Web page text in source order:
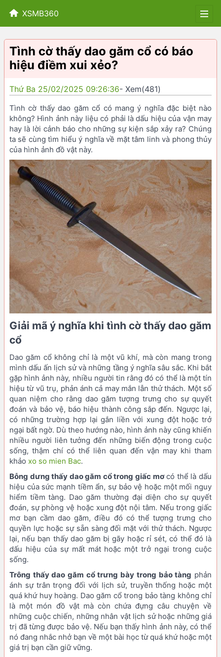
XSMB360
Tình cờ thấy dao găm cổ có báo
hiệu điềm xui xẻo?
Thứ Ba 25/02/2025 09:26:36- Xem(481)
Tình cờ thấy dao găm cổ có mang ý nghĩa đặc biệt nào
không? Hình ảnh này liệu có phải là dấu hiệu của vận may
hay là lời cảnh báo cho những sự kiện sắp xảy ra? Chúng
ta sẽ cùng tìm hiểu ý nghĩa về mặt tâm linh và phong thủy
của hình ảnh đồ vật này.
Giải mã ý nghĩa khi tình cờ thấy dao găm
cổ
Dao găm cổ không chỉ là một vũ khí, mà còn mang trong
mình dấu ấn lịch sử và những tầng ý nghĩa sâu sắc. Khi bắt
gặp hình ảnh này, nhiều người tin rằng đó có thể là một tín
hiệu từ vũ trụ, phản ánh cả may mắn lẫn thử thách. Một số
quan niệm cho rằng dao găm tượng trưng cho sự quyết
đoán và bảo vệ, báo hiệu thành công sắp đến. Ngược lại,
có những trường hợp lại gắn liền với xung đột hoặc trở
ngại bất ngờ. Dù theo hướng nào, hình ảnh này cũng khiến
nhiều người liên tưởng đến những biến động trong cuộc
sống, thậm chí có thể liên quan đến vận may khi tham
khảo xo so mien Bac.
Bỗng dưng thấy dao găm cổ trong giấc mơcó thể là dấu
hiệu của sức mạnh tiềm ẩn, sự bảo vệ hoặc một mối nguy
hiểm tiềm tàng. Dao găm thường đại diện cho sự quyết
đoán, sự phòng vệ hoặc xung đột nội tâm. Nếu trong giấc
mơ bạn cầm dao găm, điều đó có thể tượng trưng cho
quyền lực hoặc sự sẵn sàng đối mặt với thử thách. Ngược
lại, nếu bạn thấy dao găm bị gãy hoặc rỉ sét, có thể đó là
dấu hiệu của sự mất mát hoặc một trở ngại trong cuộc
sống.
Trông thấy dao găm cổ trưng bày trong bảo tàng phản
ánh sự trân trọng đối với lịch sử, truyền thống hoặc một
quá khứ huy hoàng. Dao găm cổ trong bảo tàng không chỉ
là một món đồ vật mà còn chứa đựng câu chuyện về
những cuộc chiến, những nhân vật lịch sử hoặc những giá
trị đã từng được bảo vệ. Nếu bạn thấy hình ảnh này, có thể
nó đang nhắc nhở bạn về một bài học từ quá khứ hoặc một
giá trị bạn cần giữ vững.